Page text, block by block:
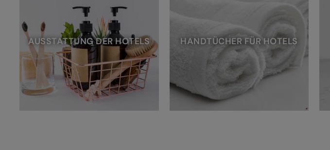
AUSSTATTUNG DER HOTELS HANDTÜCHER FÜR HOTELS